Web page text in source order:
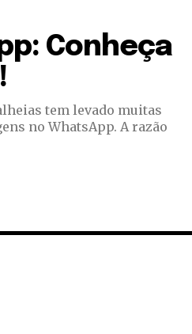
Conheça
tem levado muitas
no WhatsApp. A razão